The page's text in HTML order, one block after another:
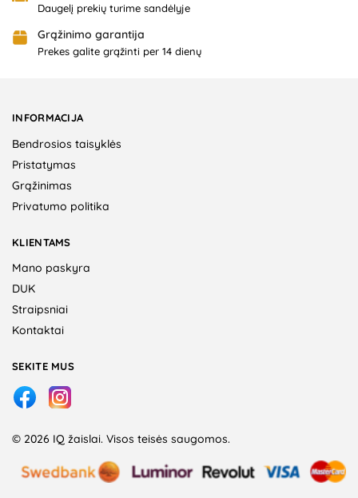
Daugelį prekių turime sandėlyje
Grąžinimo garantija
Prekes galite grąžinti per 14 dienų
INFORMACIJA
Bendrosios taisyklės
Pristatymas
Grąžinimas
Privatumo politika
KLIENTAMS
Mano paskyra
DUK
Straipsniai
Kontaktai
SEKITE MUS
© 2026 IQ žaislai. Visos teisės saugomos.